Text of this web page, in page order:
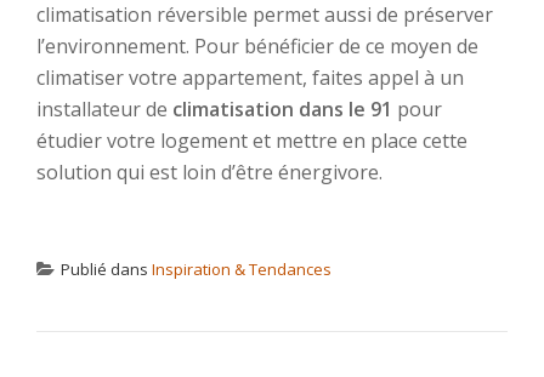
climatisation réversible permet aussi de préserver
l’environnement. Pour bénéficier de ce moyen de
climatiser votre appartement, faites appel à un
installateur de climatisation dans le 91 pour
étudier votre logement et mettre en place cette
solution qui est loin d’être énergivore.
Publié dans Inspiration & Tendances